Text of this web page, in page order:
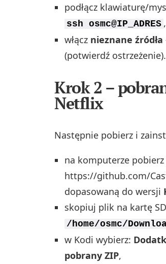
podłącz klawiaturę/
ssh osmc@IP_ADRES ,
włącz nieznane źródła
(potwierdź ostrzeżenie).
Krok 2 –
Netflix
Następnie pobierz i
na komputerze pobierz
https://github.com/
dopasowaną do wersji
skopiuj plik na kartę
/home/osmc/
w Kodi wybierz:
pobrany ZIP,